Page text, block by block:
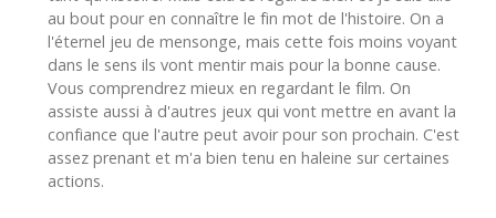
au bout pour en connaître le fin mot de l'histoire. On a
l'éternel jeu de mensonge, mais cette fois moins voyant
dans le sens ils vont mentir mais pour la bonne cause.
Vous comprendrez mieux en regardant le film. On
assiste aussi à d'autres jeux qui vont mettre en avant la
confiance que l'autre peut avoir pour son prochain. C'est
assez prenant et m'a bien tenu en haleine sur certaines
actions.